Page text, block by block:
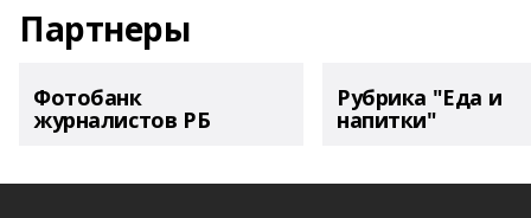
Партнеры
Фотобанк
журналистов РБ
Рубрика "Еда и
напитки"